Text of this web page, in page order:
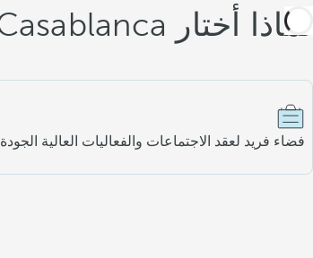
لماذا أختار Royal Hideaway Casablanca؟
فضاء فريد لعقد الاجتماعات والفعاليات العالية الجودة